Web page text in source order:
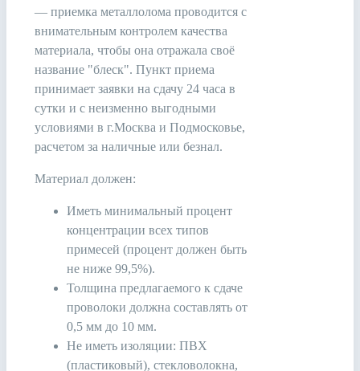
— приемка металлолома проводится с
внимательным контролем качества
материала, чтобы она отражала своё
название "блеск". Пункт приема
принимает заявки на сдачу 24 часа в
сутки и с неизменно выгодными
условиями в г.Москва и Подмосковье,
расчетом за наличные или безнал.
Материал должен:
Иметь минимальный процент
концентрации всех типов
примесей (процент должен быть
не ниже 99,5%).
Толщина предлагаемого к сдаче
проволоки должна составлять от
0,5 мм до 10 мм.
Не иметь изоляции: ПВХ
(пластиковый), стекловолокна,